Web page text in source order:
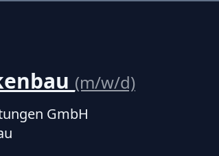
(m/w/d)
GmbH